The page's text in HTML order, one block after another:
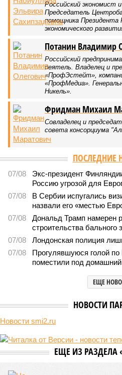
Российский экономист
Председатель
помощника
экономического
Потанин Владимир
Российский
деятель. Владелец и
«ПрофЭстейт»,
«ПрофМедиа».
Никель».
Фридман Михаил
Совладелец и
совета консорциума
ПОСЛЕДНИЕ
07/08
Экс-президент
Россию угрозой для
07/08
В Сербии испугались
назвали его «местью
07/08
Дональд Трамп намерен
строительства
07/08
Лондонская полиция
07/08
Прогулявшуюся голой
поместили под домашний
ЕЩЕ
НОВОСТИ
Новости smi2.ru
ЕЩЕ ИЗ